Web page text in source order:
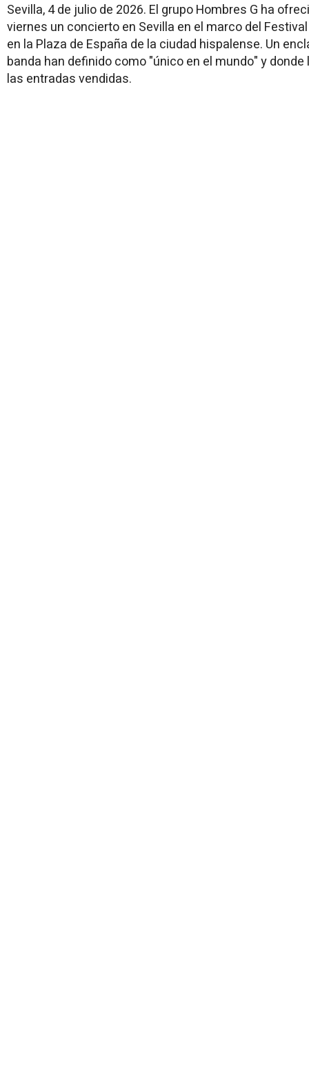
Sevilla, 4 de julio de 2026. El grupo Hombres G ha
viernes un concierto en Sevilla en el marco del
en la Plaza de España de la ciudad hispalense. Un
banda han definido como "único en el mundo" y
las entradas vendidas.